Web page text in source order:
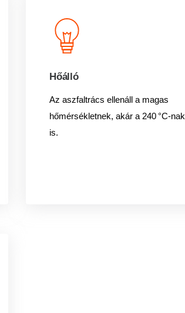
Hőálló
Az aszfaltrács ellenáll a magas
hőmérsékletnek, akár a 240 °C-nak
is.